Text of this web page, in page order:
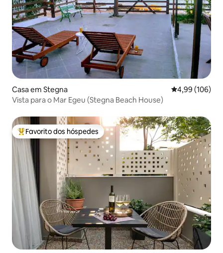
Casa em Stegna Classificação
4,99 (106)
Vista para o Mar Egeu (Stegna Beach House)
Favoritos dos hóspedes mais apreciados
Favorito dos hóspedes